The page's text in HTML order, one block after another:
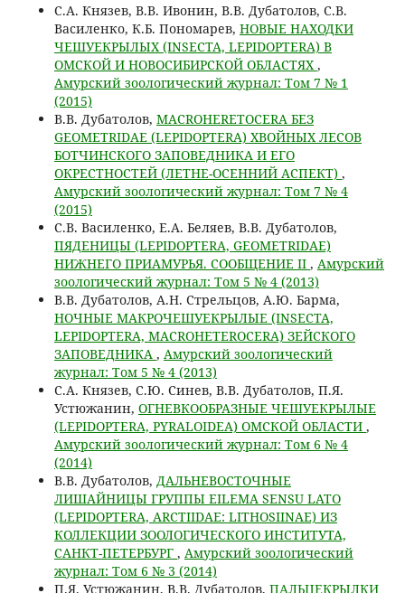
С.А. Князев, В.В. Ивонин, В.В. Дубатолов, С.В.
Василенко, К.Б. Пономарев, НОВЫЕ НАХОДКИ
ЧЕШУЕКРЫЛЫХ (INSECTA, LEPIDOPTERA) В
ОМСКОЙ И НОВОСИБИРСКОЙ ОБЛАСТЯХ ,
Амурский зоологический журнал: Том 7 № 1
(2015)
В.В. Дубатолов, MACROHERETOCERA БЕЗ
GEOMETRIDAE (LEPIDOPTERA) ХВОЙНЫХ ЛЕСОВ
БОТЧИНСКОГО ЗАПОВЕДНИКА И ЕГО
ОКРЕСТНОСТЕЙ (ЛЕТНЕ-ОСЕННИЙ АСПЕКТ) ,
Амурский зоологический журнал: Том 7 № 4
(2015)
C.В. Василенко, Е.А. Беляев, В.В. Дубатолов,
ПЯДЕНИЦЫ (LEPIDOPTERA, GEOMETRIDAE)
НИЖНЕГО ПРИАМУРЬЯ. СООБЩЕНИЕ II , Амурский
зоологический журнал: Том 5 № 4 (2013)
В.В. Дубатолов, А.Н. Стрельцов, А.Ю. Барма,
НОЧНЫЕ МАКРОЧЕШУЕКРЫЛЫЕ (INSECTA,
LEPIDOPTERA, MACROHETEROCERA) ЗЕЙСКОГО
ЗАПОВЕДНИКА , Амурский зоологический
журнал: Том 5 № 4 (2013)
С.А. Князев, С.Ю. Синев, В.В. Дубатолов, П.Я.
Устюжанин, ОГНЕВКООБРАЗНЫЕ ЧЕШУЕКРЫЛЫЕ
(LEPIDOPTERA, PYRALOIDEA) ОМСКОЙ ОБЛАСТИ ,
Амурский зоологический журнал: Том 6 № 4
(2014)
В.В. Дубатолов, ДАЛЬНЕВОСТОЧНЫЕ
ЛИШАЙНИЦЫ ГРУППЫ EILEMA SENSU LATO
(LEPIDOPTERA, ARCTIIDAE: LITHOSIINAE) ИЗ
КОЛЛЕКЦИИ ЗООЛОГИЧЕСКОГО ИНСТИТУТА,
САНКТ-ПЕТЕРБУРГ , Амурский зоологический
журнал: Том 6 № 3 (2014)
П.Я. Устюжанин, В.В. Дубатолов, ПАЛЬЦЕКРЫЛКИ